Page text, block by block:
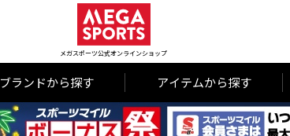
メガスポーツ公式オンラインショップ
ブランドから探す アイテムから探す